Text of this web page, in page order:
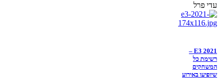
עדי פרל
E3 2021 –
רשימת כל
המשחקים
שיופיעו באירוע